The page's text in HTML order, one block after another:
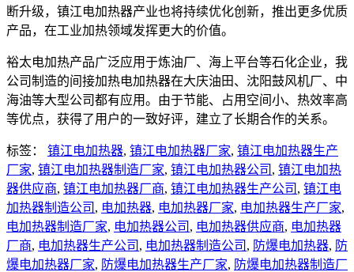
断升级，镇江电加热器产业也将持续优化创新，推出更多优质
产品，在工业加热领域发挥更大的价值。
裕太电加热产品广泛应用于炼油厂、海上平台等石化企业，我
公司制造的间接加热电加热器在大庆油田、沈阳鼓风机厂、中
海油等大型公司都有应用。由于节能、占用空间小、热效率高
等优点，获得了用户的一致好评，建立了长期合作的关系。
标签： 镇江电加热器, 镇江电加热器厂家, 镇江电加热器生产
厂家, 镇江电加热器制造厂家, 镇江电加热器公司 , 镇江电加热
器供应商, 镇江电加热器厂商, 镇江电加热器生产公司 , 镇江电
加热器制造公司 , 电加热器, 电加热器厂家, 电加热器生产厂家,
电加热器制造厂家, 电加热器公司 , 电加热器供应商, 电加热器
厂商, 电加热器生产公司 , 电加热器制造公司 , 防爆电加热器, 防
爆电加热器厂家, 防爆电加热器生产厂家, 防爆电加热器制造厂